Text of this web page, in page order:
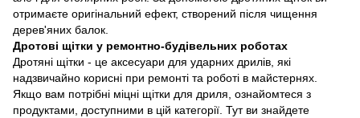
отримаєте оригінальний ефект, створений після чищення
дерев'яних балок.
Дротові щітки у ремонтно-будівельних роботах
Дротяні щітки - це аксесуари для ударних дрилів, які
надзвичайно корисні при ремонті та роботі в майстернях.
Якщо вам потрібні міцні щітки для дриля, ознайомтеся з
продуктами, доступними в цій категорії. Тут ви знайдете